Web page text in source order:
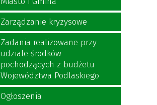
Zarządzanie kryzysowe
Zadania realizowane przy
udziale środków
pochodzących z budżetu
Województwa Podlaskiego
Ogłoszenia